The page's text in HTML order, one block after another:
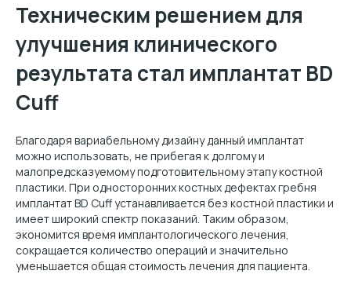
Техническим решением для
улучшения клинического
результата стал имплантат BD
Cuff
Благодаря вариабельному дизайну данный имплантат
можно использовать, не прибегая к долгому и
малопредсказуемому подготовительному этапу костной
пластики. При односторонних костных дефектах гребня
имплантат BD Cuff устанавливается без костной пластики и
имеет широкий спектр показаний. Таким образом,
экономится время имплантологического лечения,
сокращается количество операций и значительно
уменьшается общая стоимость лечения для пациента.